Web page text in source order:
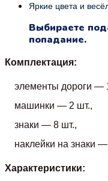
Яркие цвета и
Выбираете
попадание.
Комплектация:
элементы дороги —
машинки — 2 шт.,
знаки — 8 шт.,
наклейки на знаки —
Характеристики: